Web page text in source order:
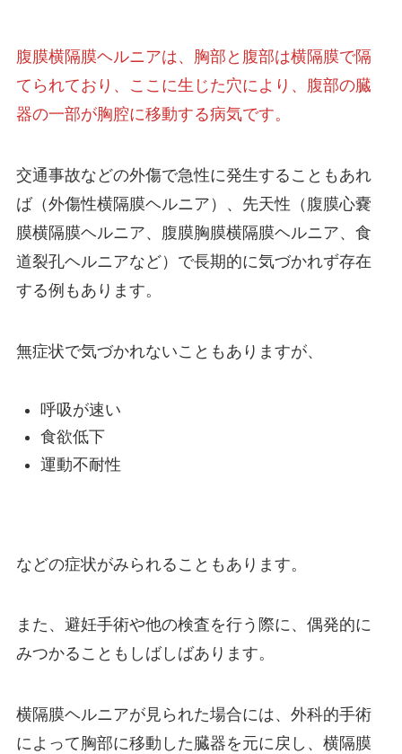
腹膜横隔膜ヘルニアは、胸部と腹部は横隔膜で隔
てられており、ここに生じた穴により、腹部の臓
器の一部が胸腔に移動する病気です。
交通事故などの外傷で急性に発生することもあれ
ば（外傷性横隔膜ヘルニア）、先天性（腹膜心嚢
膜横隔膜ヘルニア、腹膜胸膜横隔膜ヘルニア、食
道裂孔ヘルニアなど）で長期的に気づかれず存在
する例もあります。
無症状で気づかれないこともありますが、
呼吸が速い
食欲低下
運動不耐性
などの症状がみられることもあります。
また、避妊手術や他の検査を行う際に、偶発的に
みつかることもしばしばあります。
横隔膜ヘルニアが見られた場合には、外科的手術
によって胸部に移動した臓器を元に戻し、横隔膜